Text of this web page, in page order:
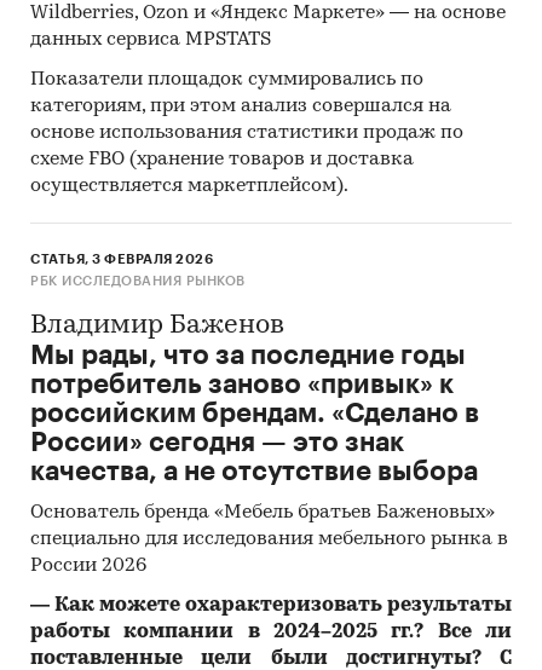
Wildberries, Ozon и «Яндекс Маркете» — на основе
данных сервиса MPSTATS
Показатели площадок суммировались по
категориям, при этом анализ совершался на
основе использования статистики продаж по
схеме FBO (хранение товаров и доставка
осуществляется маркетплейсом).
СТАТЬЯ, 3 ФЕВРАЛЯ 2026
РБК ИССЛЕДОВАНИЯ РЫНКОВ
Владимир Баженов
Мы рады, что за последние годы
потребитель заново «привык» к
российским брендам. «Сделано в
России» сегодня — это знак
качества, а не отсутствие выбора
Основатель бренда «Мебель братьев Баженовых»
специально для исследования мебельного рынка в
России 2026
― Как можете охарактеризовать результаты
работы компании в 2024–2025 гг.? Все ли
поставленные цели были достигнуты? С